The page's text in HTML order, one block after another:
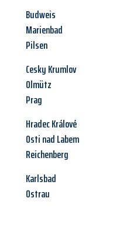
Budweis
Marienbad
Pilsen
Cesky Krumlov
Olmütz
Prag
Hradec Králové
Osti nad Labem
Reichenberg
Karlsbad
Ostrau